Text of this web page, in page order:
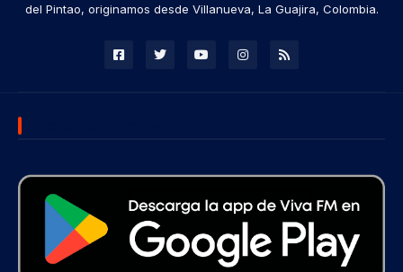
del Pintao, originamos desde Villanueva, La Guajira, Colombia.